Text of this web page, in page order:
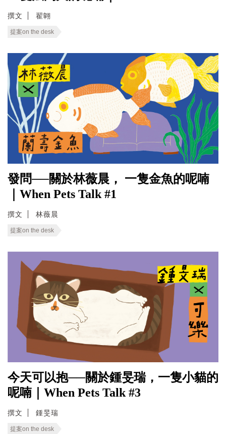
撰文 翟翺
提案on the desk
發問──關於林薇晨， 一隻金魚的呢喃
｜When Pets Talk #1
撰文 林薇晨
提案on the desk
今天可以抱──關於鍾旻瑞，一隻小貓的
呢喃｜When Pets Talk #3
撰文 鍾旻瑞
提案on the desk